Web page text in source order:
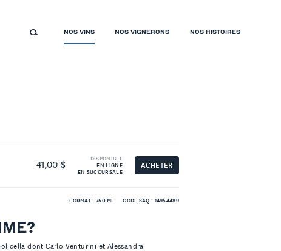
NOS VINS NOS VIGNERONS NOS HISTOIRES
41,00 $
DISPONIBLE
EN LIGNE
EN SUCCURSALE
ACHETER
FORMAT : 750 ML CODE SAQ : 14954489
dont Carlo Venturini et Alessandra